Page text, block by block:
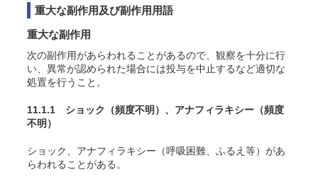
重大な副作用及び副作用用語
重大な副作用
次の副作用があらわれることがあるので、観察を十分に行
い、異常が認められた場合には投与を中止するなど適切な
処置を行うこと。
11.1.1 ショック （頻度不明） 、アナフィラキシー （頻度
不明）
ショック、アナフィラキシー（呼吸困難、ふるえ等）があ
らわれることがある。